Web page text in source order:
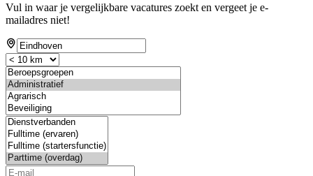
Vul in waar je vergelijkbare vacatures zoekt en vergeet je e-
mailadres niet!